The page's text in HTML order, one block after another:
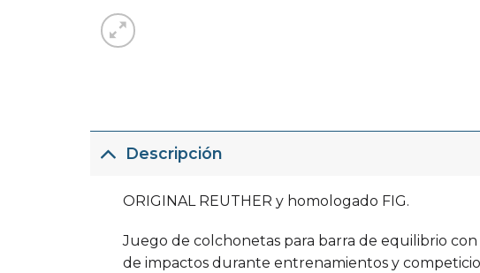
Descripción
ORIGINAL REUTHER y homologado FIG.
Juego de colchonetas para barra de equilibrio
de impactos durante entrenamientos y